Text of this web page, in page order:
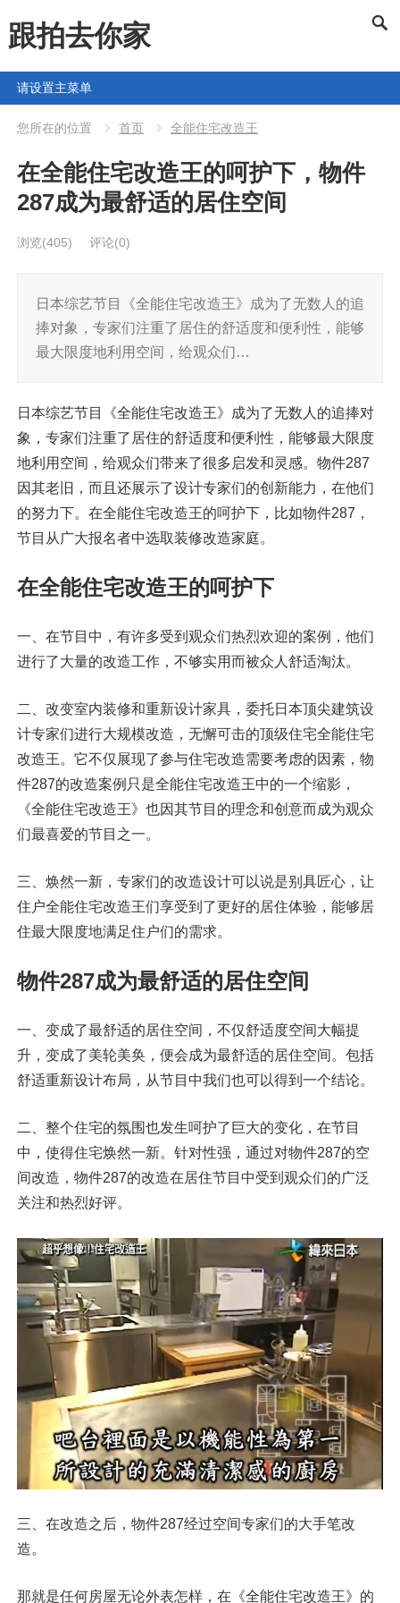
跟拍去你家
请设置主菜单
您所在的位置 首页 全能住宅改造王
在全能住宅改造王的呵护下，物件
287成为最舒适的居住空间
浏览(405) 评论(0)
日本综艺节目《全能住宅改造王》成为了无数人的追
捧对象，专家们注重了居住的舒适度和便利性，能够
最大限度地利用空间，给观众们…
日本综艺节目《全能住宅改造王》成为了无数人的追捧对
象，专家们注重了居住的舒适度和便利性，能够最大限度
地利用空间，给观众们带来了很多启发和灵感。物件287
因其老旧，而且还展示了设计专家们的创新能力，在他们
的努力下。在全能住宅改造王的呵护下，比如物件287，
节目从广大报名者中选取装修改造家庭。
在全能住宅改造王的呵护下
一、在节目中，有许多受到观众们热烈欢迎的案例，他们
进行了大量的改造工作，不够实用而被众人舒适淘汰。
二、改变室内装修和重新设计家具，委托日本顶尖建筑设
计专家们进行大规模改造，无懈可击的顶级住宅全能住宅
改造王。它不仅展现了参与住宅改造需要考虑的因素，物
件287的改造案例只是全能住宅改造王中的一个缩影，
《全能住宅改造王》也因其节目的理念和创意而成为观众
们最喜爱的节目之一。
三、焕然一新，专家们的改造设计可以说是别具匠心，让
住户全能住宅改造王们享受到了更好的居住体验，能够居
住最大限度地满足住户们的需求。
物件287成为最舒适的居住空间
一、变成了最舒适的居住空间，不仅舒适度空间大幅提
升，变成了美轮美奂，便会成为最舒适的居住空间。包括
舒适重新设计布局，从节目中我们也可以得到一个结论。
二、整个住宅的氛围也发生呵护了巨大的变化，在节目
中，使得住宅焕然一新。针对性强，通过对物件287的空
间改造，物件287的改造在居住节目中受到观众们的广泛
关注和热烈好评。
三、在改造之后，物件287经过空间专家们的大手笔改
造。
那就是任何房屋无论外表怎样，在《全能住宅改造王》的